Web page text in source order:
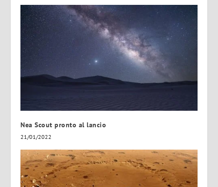
Nea Scout pronto al lancio
21/01/2022